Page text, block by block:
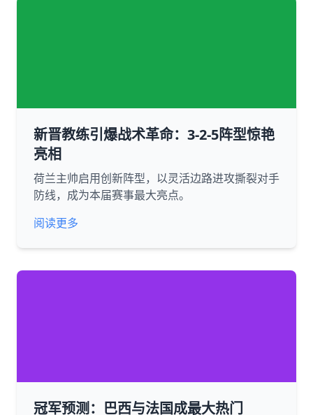
新晋教练引爆战术革命：3-2-5阵型惊艳
亮相
荷兰主帅启用创新阵型，以灵活边路进攻撕裂对手
防线，成为本届赛事最大亮点。
阅读更多
冠军预测：巴西与法国成最大热门